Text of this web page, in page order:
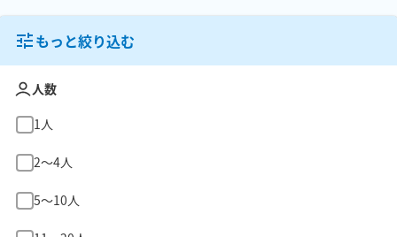
もっと絞り込む
人数
1人
2〜4人
5〜10人